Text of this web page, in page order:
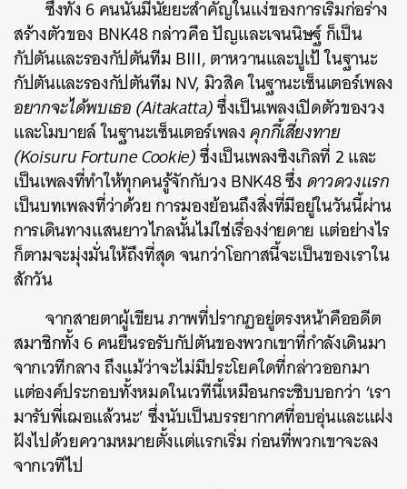
ซึ่งทั้ง 6 คนนั้นมีนัยยะสำคัญในแง่ของการเริ่มก่อร่าง
สร้างตัวของ BNK48 กล่าวคือ ปัญและเจนนิษฐ์ ก็เป็น
กัปตันและรองกัปตันทีม BIII, ตาหวานและปูเป้ ในฐานะ
กัปตันและรองกัปตันทีม NV, มิวสิค ในฐานะเซ็นเตอร์เพลง
อยากจะได้พบเธอ (Aitakatta)ซึ่งเป็นเพลงเปิดตัวของวง
และโมบายล์ ในฐานะเซ็นเตอร์เพลงคุกกี้เสี่ยงทาย
(Koisuru Fortune Cookie)ซึ่งเป็นเพลงซิงเกิลที่ 2 และ
เป็นเพลงที่ทำให้ทุกคนรู้จักกับวง BNK48 ซึ่งดาวดวงแรก
เป็นบทเพลงที่ว่าด้วย การมองย้อนถึงสิ่งที่มีอยู่ในวันนี้ผ่าน
การเดินทางแสนยาวไกลนั้นไม่ใช่เรื่องง่ายดาย แต่อย่างไร
ก็ตามจะมุ่งมั่นให้ถึงที่สุด จนกว่าโอกาสนี้จะเป็นของเราใน
สักวัน
จากสายตาผู้เขียน ภาพที่ปรากฏอยู่ตรงหน้าคืออดีต
สมาชิกทั้ง 6 คนยืนรอรับกัปตันของพวกเขาที่กำลังเดินมา
จากเวทีกลาง ถึงแม้ว่าจะไม่มีประโยคใดที่กล่าวออกมา
แต่องค์ประกอบทั้งหมดในเวทีนี้เหมือนกระซิบบอกว่า ‘เรา
มารับพี่เฌอแล้วนะ’ ซึ่งนับเป็นบรรยากาศที่อบอุ่นและแฝง
ฝังไปด้วยความหมายตั้งแต่แรกเริ่ม ก่อนที่พวกเขาจะลง
จากเวทีไป